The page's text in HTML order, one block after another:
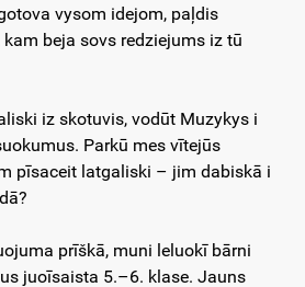
vysom idejom, paļdis
beja sovs redziejums iz tū
iz skotuvis, vodūt Muzykys i
Parkū mes vītejūs
pīsaceit latgaliski – jim dabiskā i
prīškā, muni leluokī bārni
juoīsaista 5.–6. klase. Jauns